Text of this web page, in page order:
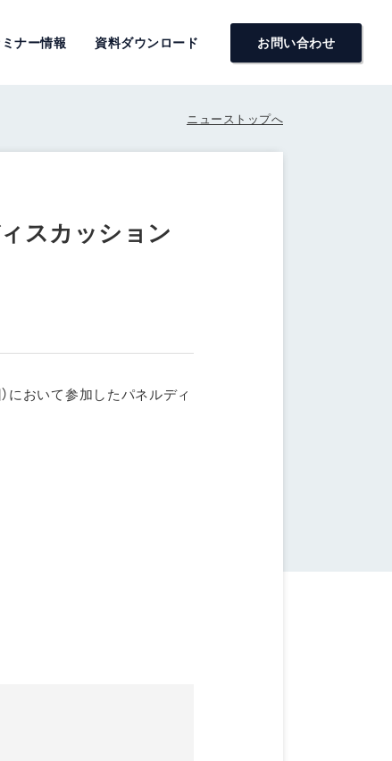
ナー情報 資料ダウンロード お問い合わせ
ニューストップへ
スカッション
において参加したパネルディ